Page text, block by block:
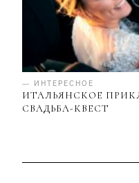
— ИНТЕРЕСНОЕ
ИТАЛЬЯНСКОЕ
СВАДЬБА-КВЕСТ